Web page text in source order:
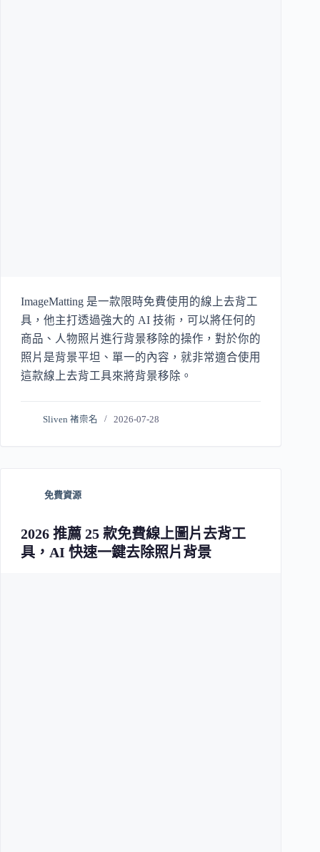
ImageMatting 是一款限時免費使用的線上去背工
具，他主打透過強大的 AI 技術，可以將任何的
商品、人物照片進行背景移除的操作，對於你的
照片是背景平坦、單一的內容，就非常適合使用
這款線上去背工具來將背景移除。
Sliven 褚崇名 2026-07-28
免費資源
2026 推薦 25 款免費線上圖片去背工
具，AI 快速一鍵去除照片背景